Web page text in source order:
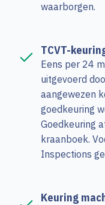
waarborgen.
TCVT-
Eens per 24
uitgevoerd
aangewezen
goedkeuring
Goedkeuring
kraanboek.
Inspections
Keuring